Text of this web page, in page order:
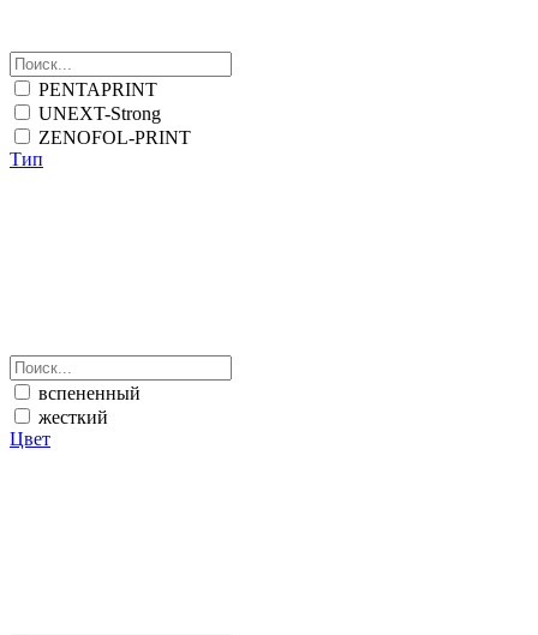
PENTAPRINT
UNEXT-Strong
ZENOFOL-PRINT
Тип
вспененный
жесткий
Цвет